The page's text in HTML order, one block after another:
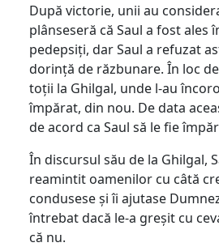
După victorie, unii au
plânseseră că Saul a fost ales
pedepsiți, dar Saul a refuzat
dorință de răzbunare. În loc
toții la Ghilgal, unde l-au
împărat, din nou. De data
de acord ca Saul să le fie
În discursul său de la Ghilgal,
reamintit oamenilor cu câtă
condusese și îi ajutase
întrebat dacă le-a greșit cu
că nu.